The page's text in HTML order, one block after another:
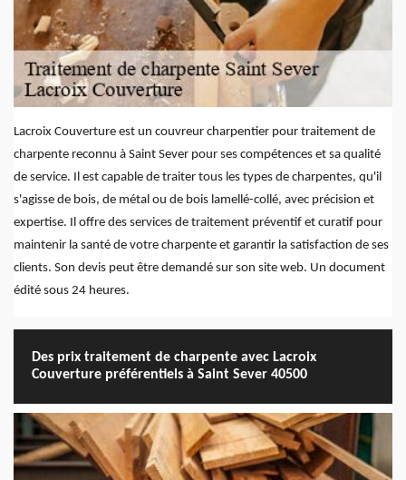
Lacroix Couverture est un couvreur charpentier pour traitement de
charpente reconnu à Saint Sever pour ses compétences et sa qualité
de service. Il est capable de traiter tous les types de charpentes, qu'il
s'agisse de bois, de métal ou de bois lamellé-collé, avec précision et
expertise. Il offre des services de traitement préventif et curatif pour
maintenir la santé de votre charpente et garantir la satisfaction de ses
clients. Son devis peut être demandé sur son site web. Un document
édité sous 24 heures.
Des prix traitement de charpente avec Lacroix
Couverture préférentiels à Saint Sever 40500